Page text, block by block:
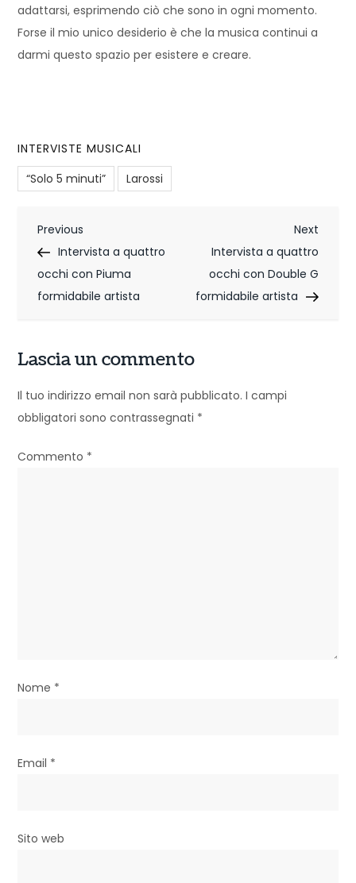
adattarsi, esprimendo ciò che sono in ogni momento.
Forse il mio unico desiderio è che la musica continui a
darmi questo spazio per esistere e creare.
INTERVISTE MUSICALI
“Solo 5 minuti”
Larossi
N
a
v
g
a
z
i
c
l
Previous
Post
Previous
Intervista a quattro
occhi con Piuma
formidabile artista
Next
Post
Next
Intervista a quattro
occhi con Double G
formidabile artista
Lascia un commento
Il tuo indirizzo email non sarà pubblicato. I campi
obbligatori sono contrassegnati *
Commento *
Nome *
Email *
Sito web